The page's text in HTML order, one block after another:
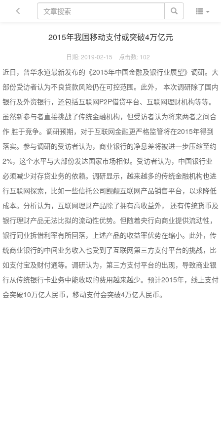
2015年我国移动支付或突破4万亿元
日期: 2019-02-15 点击数: 102
近日，普华永道最新发布的《2015年中国金融及银行业展望》调研。大
部份受访者认为不良贷款风险仍在可控范围。此外， 本次调研除了国内
银行及外资银行，还包括互联网P2P借贷平台、互联网理财机构等等。
虽然新参与者直接挑战了传统金融机构，但受访者认为将来两者之间合
作 胜于竞争。调研预期，对于互联网金融更严格监管将在2015年得到
落实。参与调研的受访者认为，商业银行的净息差将被进一步压缩至约
2%，这个水平与大部份发达国家市场相似。受访者认为，中国银行业
必须减少对存贷业务的依赖。调研显示，越来越多的传统金融机构也进
行互联网探索，比如一些信托公司觊觎互联网产品销售平台，以求降低
成本。分析认为，互联网理财产品除了拥有高收益外， 还有传统货币及
银行理财产品无法比拟的流动性优势。但随着央行向商业提供流动性，
银行同业拆借利率有所回落，上述产品的收益率优势在缩小。此外，传
统商业银行的中间业务收入也受到了互联网第三方支付平台的挑战，比
如支付宝及财付通等。调研认为，第三方支付平台的出现，导致商业银
行从传统银行卡业务中能收取的费用越来越少。预计2015年，线上支付
会突破10万亿人民币，移动支付会突破4万亿人民币。